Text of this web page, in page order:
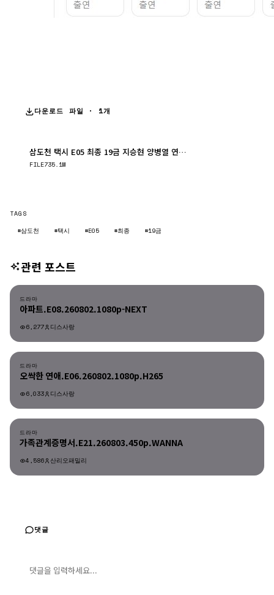
다운로드 파일 · 1개
삼도천 택시 E05 최종 19금 지승현 양병열 연이안.mp4
FILE735.1M
TAGS
#삼도천
#택시 #E05 #최종 #19금
관련 포스트
드라마
드라마
아파트.E08.260802.1080p-NEXT
6,277 디스사랑
드라마
드라마
오싹한 연애.E06.260802.1080p.H265
6,033 디스사랑
드라마
드라마
가족관계증명서.E21.260803.450p.WANNA
4,586 산리오패밀리
댓글